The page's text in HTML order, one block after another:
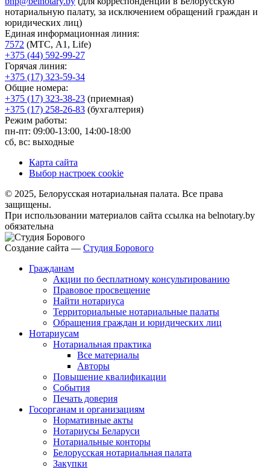
нотариальную палату, за исключением обращений граждан и
юридических лиц)
Единая информационная линия:
7572 (МТС, A1, Life)
+375 (44) 592-99-27
Горячая линия:
+375 (17) 323-59-34
Общие номера:
+375 (17) 323-38-23 (приемная)
+375 (17) 258-26-83 (бухгалтерия)
Режим работы:
пн-пт: 09:00-13:00, 14:00-18:00
сб, вс: выходные
Карта сайта
Выбор настроек cookie
© 2025, Белорусская нотариальная палата. Все права
защищены.
При использовании материалов сайта ссылка на belnotary.by
обязательна
Создание сайта — Студия Борового
Гражданам
Акции по бесплатному консультированию
Правовое просвещение
Найти нотариуса
Территориальные нотариальные палаты
Обращения граждан и юридических лиц
Нотариусам
Нотариальная практика
Все материалы
Авторы
Повышение квалификации
События
Печать доверия
Госорганам и организациям
Нормативные акты
Нотариусы Беларуси
Нотариальные конторы
Белорусская нотариальная палата
Закупки